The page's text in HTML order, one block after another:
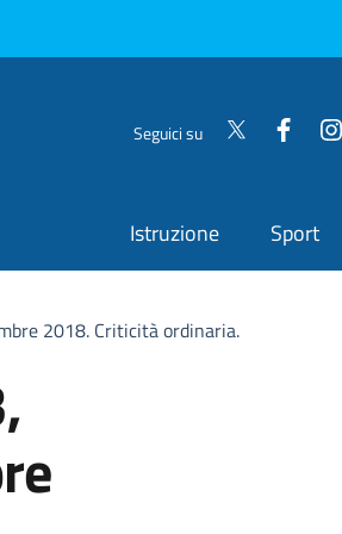
Seguici su
Istruzione Sport
2018. Criticità ordinaria.